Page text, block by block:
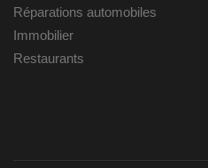
Réparations automobiles
Immobilier
Restaurants